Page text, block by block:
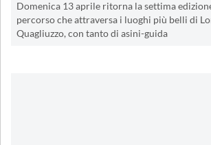
Domenica 13 aprile ritorna la settima
percorso che attraversa i luoghi più belli di
Quagliuzzo, con tanto di asini-guida